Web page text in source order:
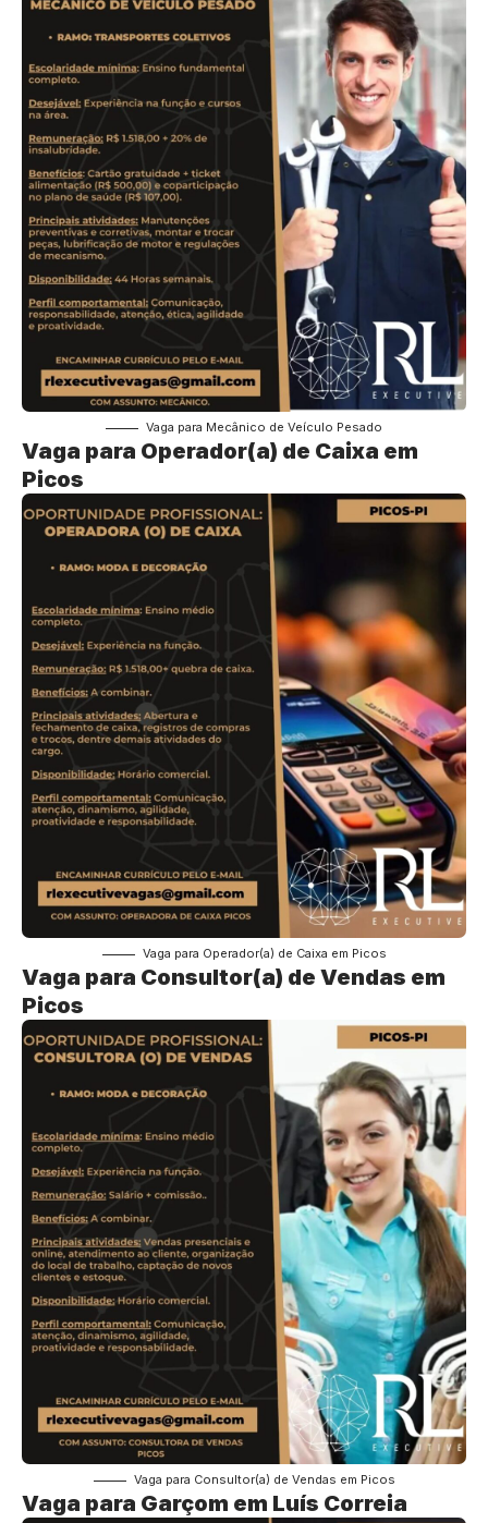
Vaga para Mecânico de Veículo Pesado
Vaga para Operador(a) de Caixa em
Picos
Vaga para Operador(a) de Caixa em Picos
Vaga para Consultor(a) de Vendas em
Picos
Vaga para Consultor(a) de Vendas em Picos
Vaga para Garçom em Luís Correia